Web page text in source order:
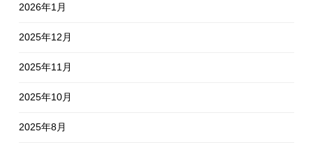
2026年1月
2025年12月
2025年11月
2025年10月
2025年8月